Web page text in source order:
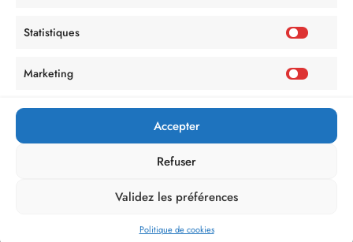
Statistiques
Marketing
Accepter
Refuser
Validez les préférences
Politique de cookies